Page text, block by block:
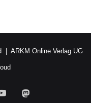
| ARKM Online Verlag UG
YouTube